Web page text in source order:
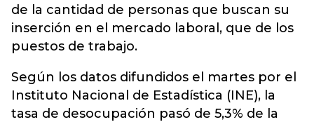
de la cantidad de personas que buscan su
inserción en el mercado laboral, que de los
puestos de trabajo.
Según los datos difundidos el martes por el
Instituto Nacional de Estadística (INE), la
tasa de desocupación pasó de 5,3% de la